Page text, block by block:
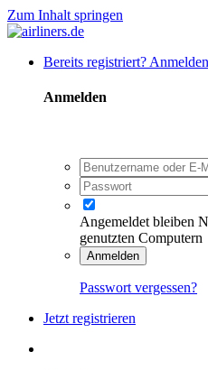
Zum Inhalt springen
Bereits registriert? Anmelden
Anmelden
Angemeldet bleiben
genutzten Computern
Anmelden
Passwort vergessen?
Jetzt registrieren